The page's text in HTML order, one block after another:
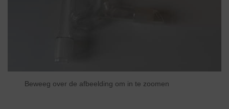
Beweeg over de afbeelding om in te zoomen